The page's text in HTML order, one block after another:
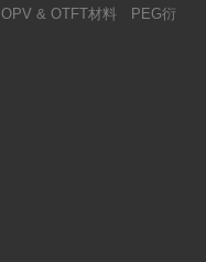
OPV & OTFT材料
PEG衍